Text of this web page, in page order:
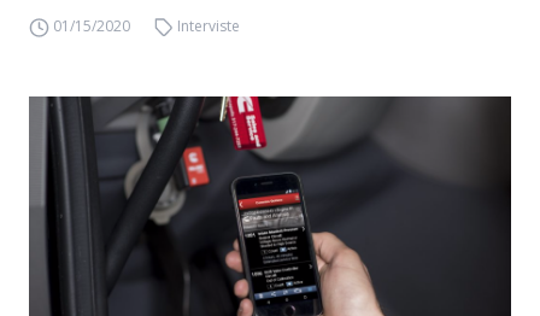
01/15/2020 Interviste